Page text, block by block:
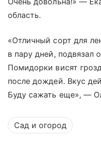
область.
«Отличный сорт для
в пару дней, подвязал
Помидорки висят
после дождей. Вкус
Буду сажать еще», —
Сад и огород